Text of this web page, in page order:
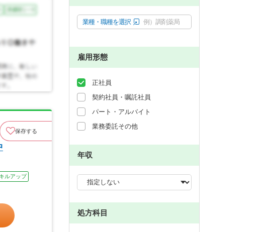
保存する
ルアップ
業種・職種を選択 例）調剤薬局
雇用形態
正社員
契約社員・嘱託社員
パート・アルバイト
業務委託その他
年収
処方科目